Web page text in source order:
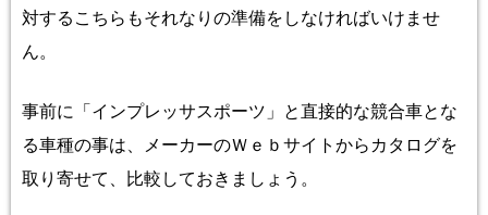
対するこちらもそれなりの準備をしなければいけませ
ん。
事前に 「 インプレッサスポーツ 」と直接的な競合車とな
る車種の事は、
メーカーのＷｅｂサイトからカタログを
取り寄せて、比較しておきましょう。